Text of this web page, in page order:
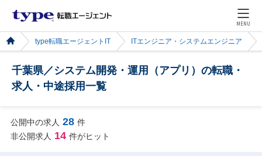
MENU
type転職エージェントIT ITエンジニア・システムエンジニア
千葉県／システム開発・運用（アプリ）の転職・
求人・中途採用一覧
公開中の求人 28 件
非公開求人 14 件がヒット